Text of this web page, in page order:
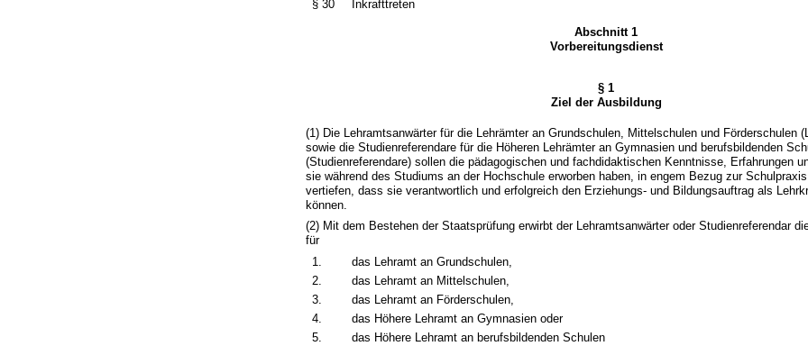
§ 30
Inkrafttreten
Abschnitt 1
Vorbereitungsdienst
§ 1
Ziel der Ausbildung
(1) Die Lehramtsanwärter für die Lehrämter an Grundschulen, Mittelschulen und Förderschulen
sowie die Studienreferendare für die Höheren Lehrämter an Gymnasien und berufsbildenden
(Studienreferendare) sollen die pädagogischen und fachdidaktischen Kenntnisse, Erfahrungen
sie während des Studiums an der Hochschule erworben haben, in engem Bezug zur
vertiefen, dass sie verantwortlich und erfolgreich den Erziehungs- und Bildungsauftrag als
können.
(2) Mit dem Bestehen der Staatsprüfung erwirbt der Lehramtsanwärter oder Studienreferendar
für
1.
das Lehramt an Grundschulen,
2.
das Lehramt an Mittelschulen,
3.
das Lehramt an Förderschulen,
4.
das Höhere Lehramt an Gymnasien oder
5.
das Höhere Lehramt an berufsbildenden Schulen